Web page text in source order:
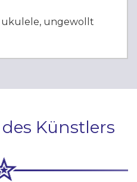
ukulele, ungewollt
Künstlers